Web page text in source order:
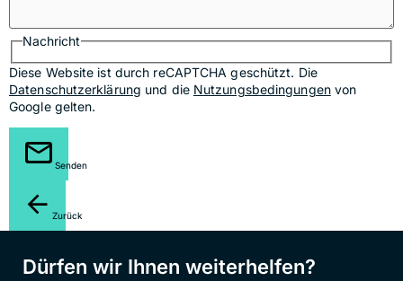
Nachricht
Diese Website ist durch reCAPTCHA geschützt. Die
Datenschutzerklärung und die Nutzungsbedingungenvon
Google gelten.
Senden
Zurück
Dürfen wir Ihnen weiterhelfen?